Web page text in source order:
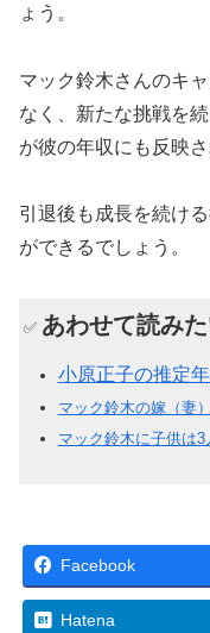
ょう。
マック鈴木さんのキ
なく、新たな挑戦を
が彼の年収にも反映さ
引退後も成長を続け
ができるでしょう。
✅ あわせて読み
小原正子の推定
マック鈴木の嫁（妻
マック鈴木に子供は
Facebook
Hatena